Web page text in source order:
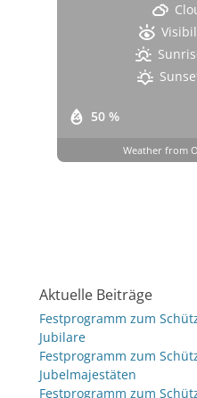
50 %
Weather from
Aktuelle Beiträge
Festprogramm zum
Jubilare
Festprogramm zum
Jubelmajestäten
Festprogramm zum